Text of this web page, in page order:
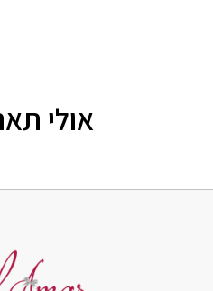
אולי